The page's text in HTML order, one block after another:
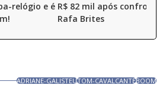
relógio e é R$ 82 mil após confronto
Rafa Brites
ADRIANE-GALISTEUTOM-CAVALCANTEBOOM